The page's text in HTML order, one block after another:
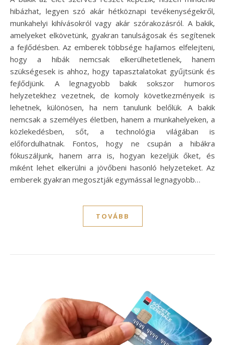
hibázhat, legyen szó akár hétköznapi tevékenységekről,
munkahelyi kihívásokról vagy akár szórakozásról. A bakik,
amelyeket elkövetünk, gyakran tanulságosak és segítenek
a fejlődésben. Az emberek többsége hajlamos elfelejteni,
hogy a hibák nemcsak elkerülhetetlenek, hanem
szükségesek is ahhoz, hogy tapasztalatokat gyűjtsünk és
fejlődjünk. A legnagyobb bakik sokszor humoros
helyzetekhez vezetnek, de komoly következményeik is
lehetnek, különösen, ha nem tanulunk belőlük. A bakik
nemcsak a személyes életben, hanem a munkahelyeken, a
közlekedésben, sőt, a technológia világában is
előfordulhatnak. Fontos, hogy ne csupán a hibákra
fókuszáljunk, hanem arra is, hogyan kezeljük őket, és
miként lehet elkerülni a jövőbeni hasonló helyzeteket. Az
emberek gyakran megosztják egymással legnagyobb…
TOVÁBB